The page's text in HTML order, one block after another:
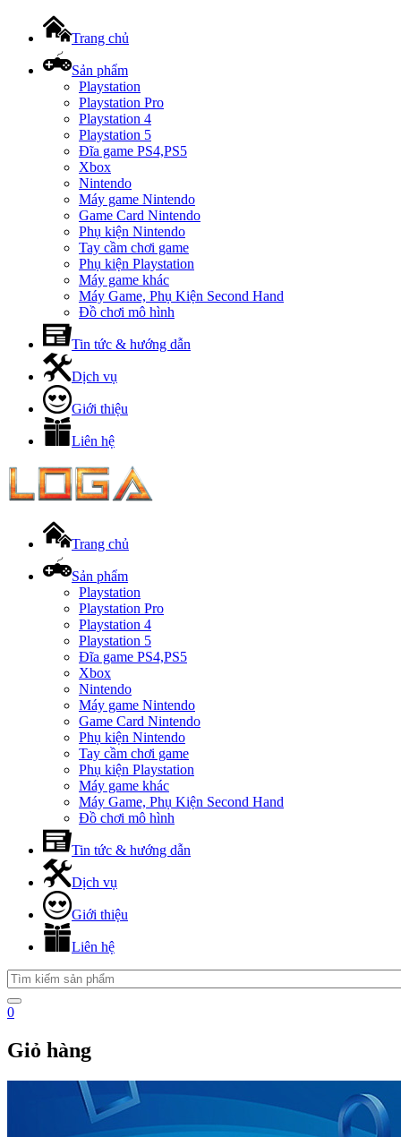
Trang chủ
Sản phẩm
Playstation
Playstation Pro
Playstation 4
Playstation 5
Đĩa game PS4,PS5
Xbox
Nintendo
Máy game Nintendo
Game Card Nintendo
Phụ kiện Nintendo
Tay cầm chơi game
Phụ kiện Playstation
Máy game khác
Máy Game, Phụ Kiện Second Hand
Đồ chơi mô hình
Tin tức & hướng dẫn
Dịch vụ
Giới thiệu
Liên hệ
Trang chủ
Sản phẩm
Playstation
Playstation Pro
Playstation 4
Playstation 5
Đĩa game PS4,PS5
Xbox
Nintendo
Máy game Nintendo
Game Card Nintendo
Phụ kiện Nintendo
Tay cầm chơi game
Phụ kiện Playstation
Máy game khác
Máy Game, Phụ Kiện Second Hand
Đồ chơi mô hình
Tin tức & hướng dẫn
Dịch vụ
Giới thiệu
Liên hệ
0
Giỏ hàng